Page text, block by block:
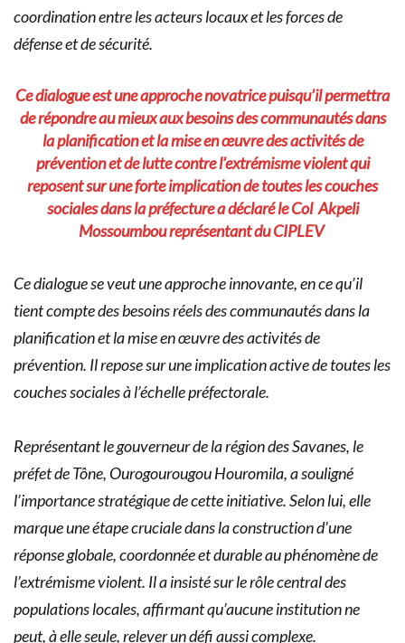
coordination entre les acteurs locaux et les forces de
défense et de sécurité.
Ce dialogue est une approche novatrice puisqu’il permettra
de répondre au mieux aux besoins des communautés dans
la planification et la mise en œuvre des activités de
prévention et de lutte contre l’extrémisme violent qui
reposent sur une forte implication de toutes les couches
sociales dans la préfecture a déclaré le Col Akpeli
Mossoumbou représentant du CIPLEV
Ce dialogue se veut une approche innovante, en ce qu’il
tient compte des besoins réels des communautés dans la
planification et la mise en œuvre des activités de
prévention. Il repose sur une implication active de toutes les
couches sociales à l’échelle préfectorale.
Représentant le gouverneur de la région des Savanes, le
préfet de Tône, Ourogourougou Houromila, a souligné
l’importance stratégique de cette initiative. Selon lui, elle
marque une étape cruciale dans la construction d’une
réponse globale, coordonnée et durable au phénomène de
l’extrémisme violent. Il a insisté sur le rôle central des
populations locales, affirmant qu’aucune institution ne
peut, à elle seule, relever un défi aussi complexe.